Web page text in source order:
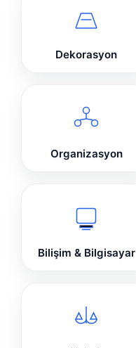
Dekorasyon
Organizasyon
Bilişim & Bilgisayar